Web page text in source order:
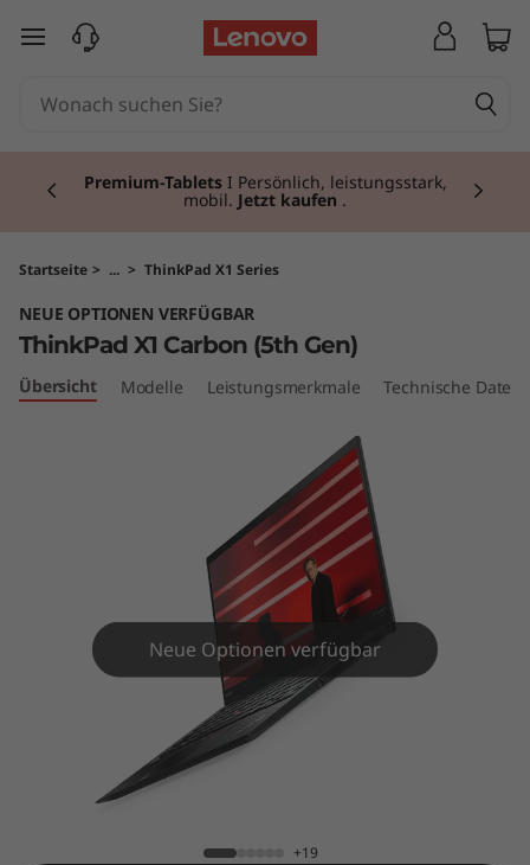
T
P
a
d
zum Hauptinhalt springen
Premium-TabletsI Persönlich, leistungsstark,
mobil. Jetzt kaufen .
Startseite > ... > ThinkPad X1 Series
NEUE OPTIONEN VERFÜGBAR
ThinkPad X1 Carbon (5th Gen)
Übersicht Modelle Leistungsmerkmale Technische Daten
Neue Optionen verfügbar
+19